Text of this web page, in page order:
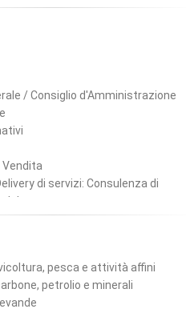
/ Consiglio d'Amministrazione
di servizi: Consulenza di
di servizi: ICT (Consulenza,
Software)
di servizi: Banche e Finanzarie
di servizi: Pubblicità
Manutenzione e Assistenza
pesca e attività affini
petrolio e minerali